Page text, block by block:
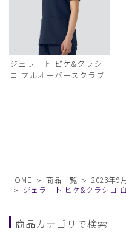
ジェラート ピケ&クラシ
コ:プルオーバースクラブ
HOME 商品一覧
2023年9
ジェラート ピケ&クラシコ
商品カテゴリで検索